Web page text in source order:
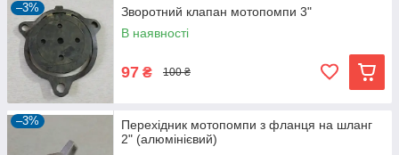
–3%
Зворотний клапан мотопомпи 3"
В наявності
97 ₴ 100 ₴
–3%
Перехідник мотопомпи з фланця на шланг
2" (алюмінієвий)